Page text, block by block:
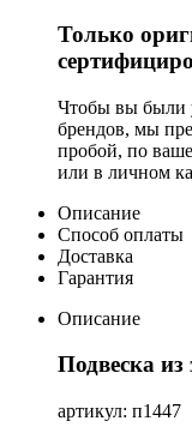
Только
Чтобы вы были
брендов, мы
пробой, по
или в личном
Описание
Способ оплаты
Доставка
Гарантия
Описание
Подвеска из
артикул: п1447